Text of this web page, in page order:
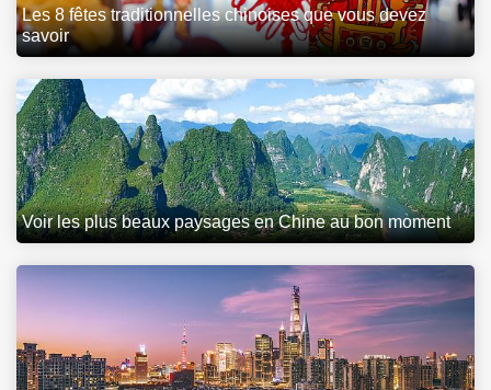
Les 8 fêtes traditionnelles chinoises que vous devez
savoir
Voir les plus beaux paysages en Chine au bon moment